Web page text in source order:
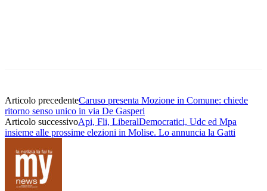
Articolo precedenteCaruso presenta Mozione in Comune: chiede
ritorno senso unico in via De Gasperi
Articolo successivoApi, Fli, LiberalDemocratici, Udc ed Mpa
insieme alle prossime elezioni in Molise. Lo annuncia la Gatti